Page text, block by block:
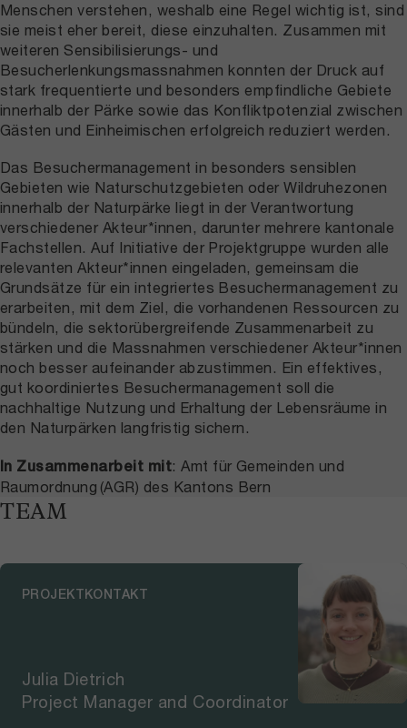
Menschen verstehen, weshalb eine Regel wichtig ist, sind
sie meist eher bereit, diese einzuhalten. Zusammen mit
weiteren Sensibilisierungs- und
Besucherlenkungsmassnahmen konnten der Druck auf
stark frequentierte und besonders empfindliche Gebiete
innerhalb der Pärke sowie das Konfliktpotenzial zwischen
Gästen und Einheimischen erfolgreich reduziert werden.
Das Besuchermanagement in besonders sensiblen
Gebieten wie Naturschutzgebieten oder Wildruhezonen
innerhalb der Naturpärke liegt in der Verantwortung
verschiedener Akteur*innen, darunter mehrere kantonale
Fachstellen. Auf Initiative der Projektgruppe wurden alle
relevanten Akteur*innen eingeladen, gemeinsam die
Grundsätze für ein integriertes Besuchermanagement zu
erarbeiten, mit dem Ziel, die vorhandenen Ressourcen zu
bündeln, die sektorübergreifende Zusammenarbeit zu
stärken und die Massnahmen verschiedener Akteur*innen
noch besser aufeinander abzustimmen. Ein effektives,
gut koordiniertes Besuchermanagement soll die
nachhaltige Nutzung und Erhaltung der Lebensräume in
den Naturpärken langfristig sichern.
In Zusammenarbeit mit: Amt für Gemeinden und
Raumordnung (AGR) des Kantons Bern
TEAM
PROJEKTKONTAKT
Julia Dietrich
Project Manager and Coordinator